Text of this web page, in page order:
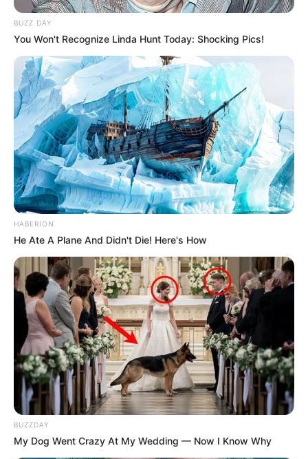
Se você gostou dessa dica, e deseja aprender
ainda mais, então você precisa conferir o próximo
Imagens:fabartdiy
Como Fazer Velas em Potes de Vidro
As velas artesanais também podem ser feitas
dentro depotes de vidro, o que é uma ótima
desculpa para você reutilizar aqueles vidros de
papinha e de outros alimentos que costuma ter
em casa. Se você gostou da dica, confira a lista de
BUZZ DAY
You Won't Recognize Linda Hunt Today: Shocking Pics!
HABERION
He Ate A Plane And Didn't Die! Here's How
BUZZDAY
My Dog Went Crazy At My Wedding — Now I Know Why